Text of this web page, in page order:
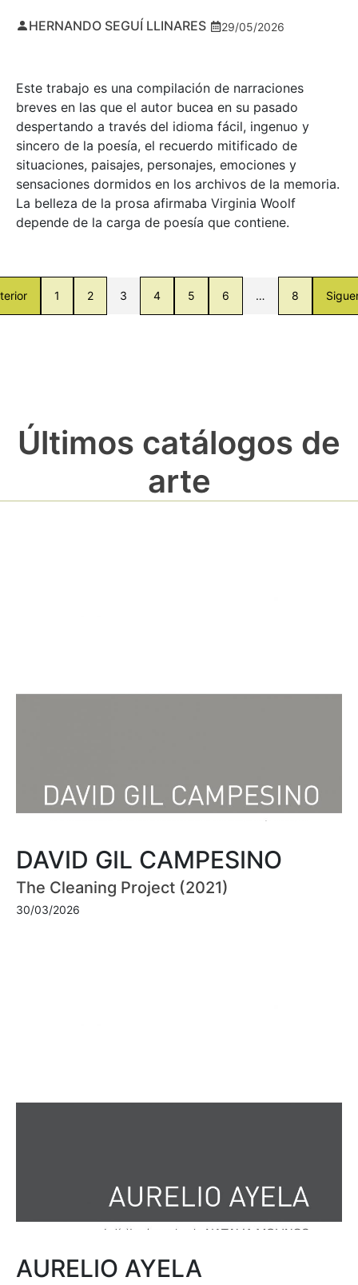
HERNANDO SEGUÍ LLINARES 29/05/2026
Este trabajo es una compilación de narraciones
breves en las que el autor bucea en su pasado
despertando a través del idioma fácil, ingenuo y
sincero de la poesía, el recuerdo mitificado de
situaciones, paisajes, personajes, emociones y
sensaciones dormidos en los archivos de la memoria.
La belleza de la prosa afirmaba Virginia Woolf
depende de la carga de poesía que contiene.
1 2 3 4 5 6 … 8
Últimos catálogos de
arte
DAVID GIL CAMPESINO
The Cleaning Project (2021)
30/03/2026
AURELIO AYELA